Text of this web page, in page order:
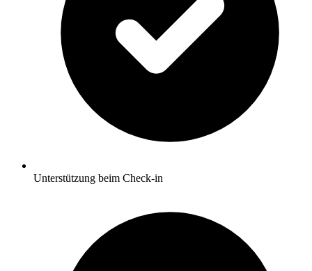
Unterstützung beim Check-in